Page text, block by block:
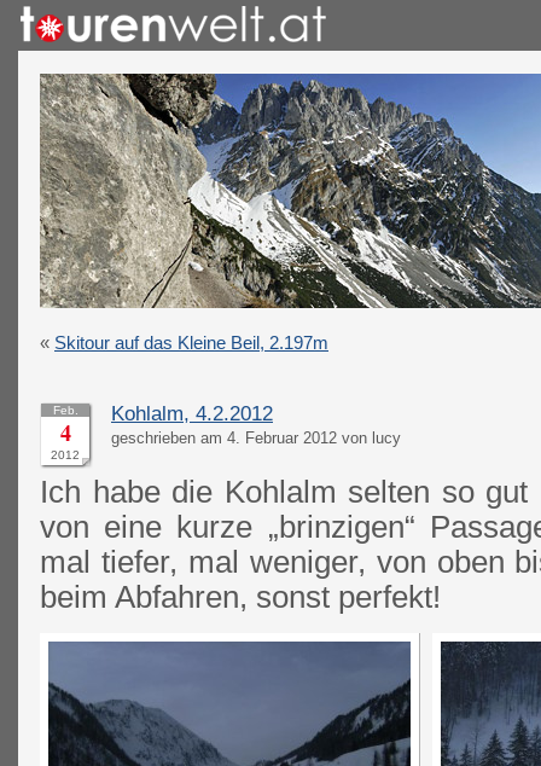
« Skitour auf das Kleine Beil, 2.197m
Feb.
4
2012
Kohlalm, 4.2.2012
geschrieben am 4. Februar 2012 von lucy
Ich habe die Kohlalm selten so
von eine kurze „brinzigen“
mal tiefer, mal weniger, von oben
beim Abfahren, sonst perfekt!